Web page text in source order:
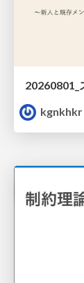
20260801_
kgnkhkr